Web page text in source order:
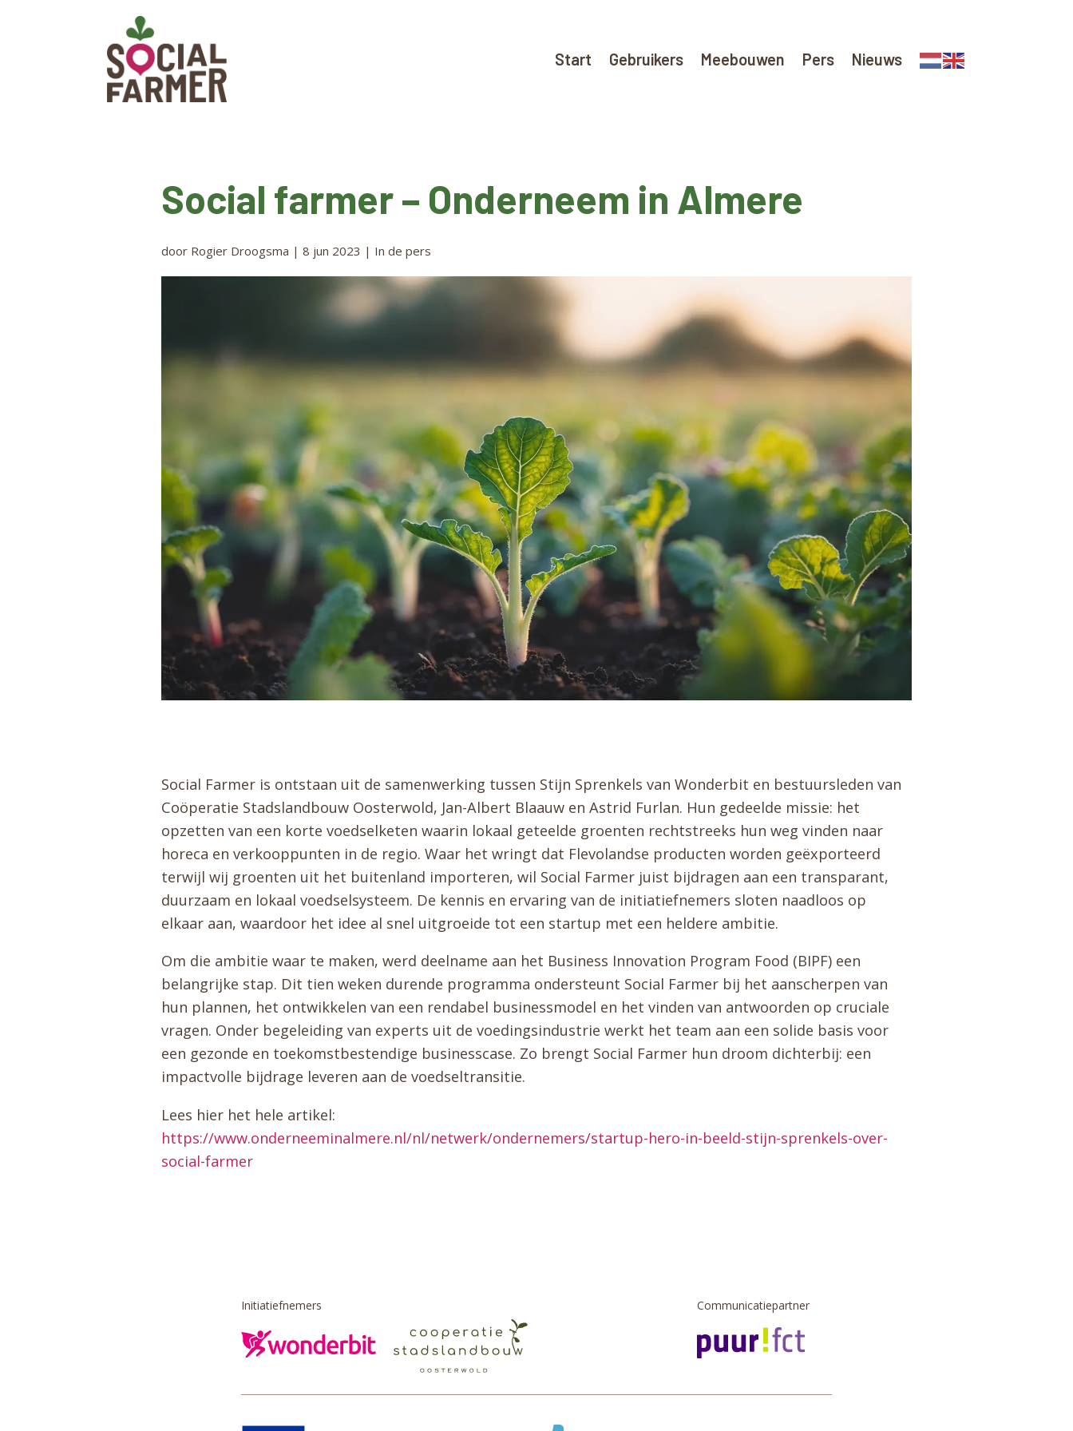
Start Gebruikers Meebouwen Pers Nieuws
Social farmer – Onderneem in Almere
door Rogier Droogsma | 8 jun 2023 | In de pers
Social Farmer is ontstaan uit de samenwerking tussen Stijn Sprenkels van Wonderbit en bestuursleden van
Coöperatie Stadslandbouw Oosterwold, Jan-Albert Blaauw en Astrid Furlan. Hun gedeelde missie: het
opzetten van een korte voedselketen waarin lokaal geteelde groenten rechtstreeks hun weg vinden naar
horeca en verkooppunten in de regio. Waar het wringt dat Flevolandse producten worden geëxporteerd
terwijl wij groenten uit het buitenland importeren, wil Social Farmer juist bijdragen aan een transparant,
duurzaam en lokaal voedselsysteem. De kennis en ervaring van de initiatiefnemers sloten naadloos op
elkaar aan, waardoor het idee al snel uitgroeide tot een startup met een heldere ambitie.
Om die ambitie waar te maken, werd deelname aan het Business Innovation Program Food (BIPF) een
belangrijke stap. Dit tien weken durende programma ondersteunt Social Farmer bij het aanscherpen van
hun plannen, het ontwikkelen van een rendabel businessmodel en het vinden van antwoorden op cruciale
vragen. Onder begeleiding van experts uit de voedingsindustrie werkt het team aan een solide basis voor
een gezonde en toekomstbestendige businesscase. Zo brengt Social Farmer hun droom dichterbij: een
impactvolle bijdrage leveren aan de voedseltransitie.
Lees hier het hele artikel:
https://www.onderneeminalmere.nl/nl/netwerk/ondernemers/startup-hero-in-beeld-stijn-sprenkels-over-
social-farmer
Initiatiefnemers Communicatiepartner